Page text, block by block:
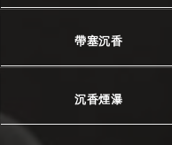
帶塞沉香
沉香煙瀑